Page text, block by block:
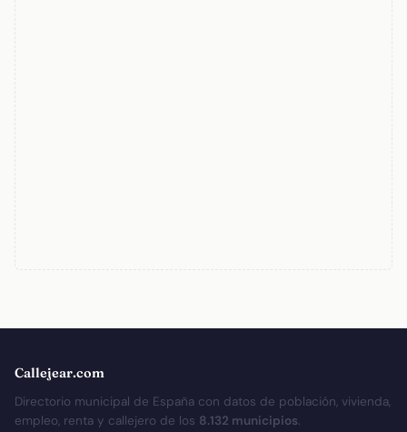
Callejear.com
Directorio municipal de España con datos de población, vivienda,
empleo, renta y callejero de los 8.132 municipios.